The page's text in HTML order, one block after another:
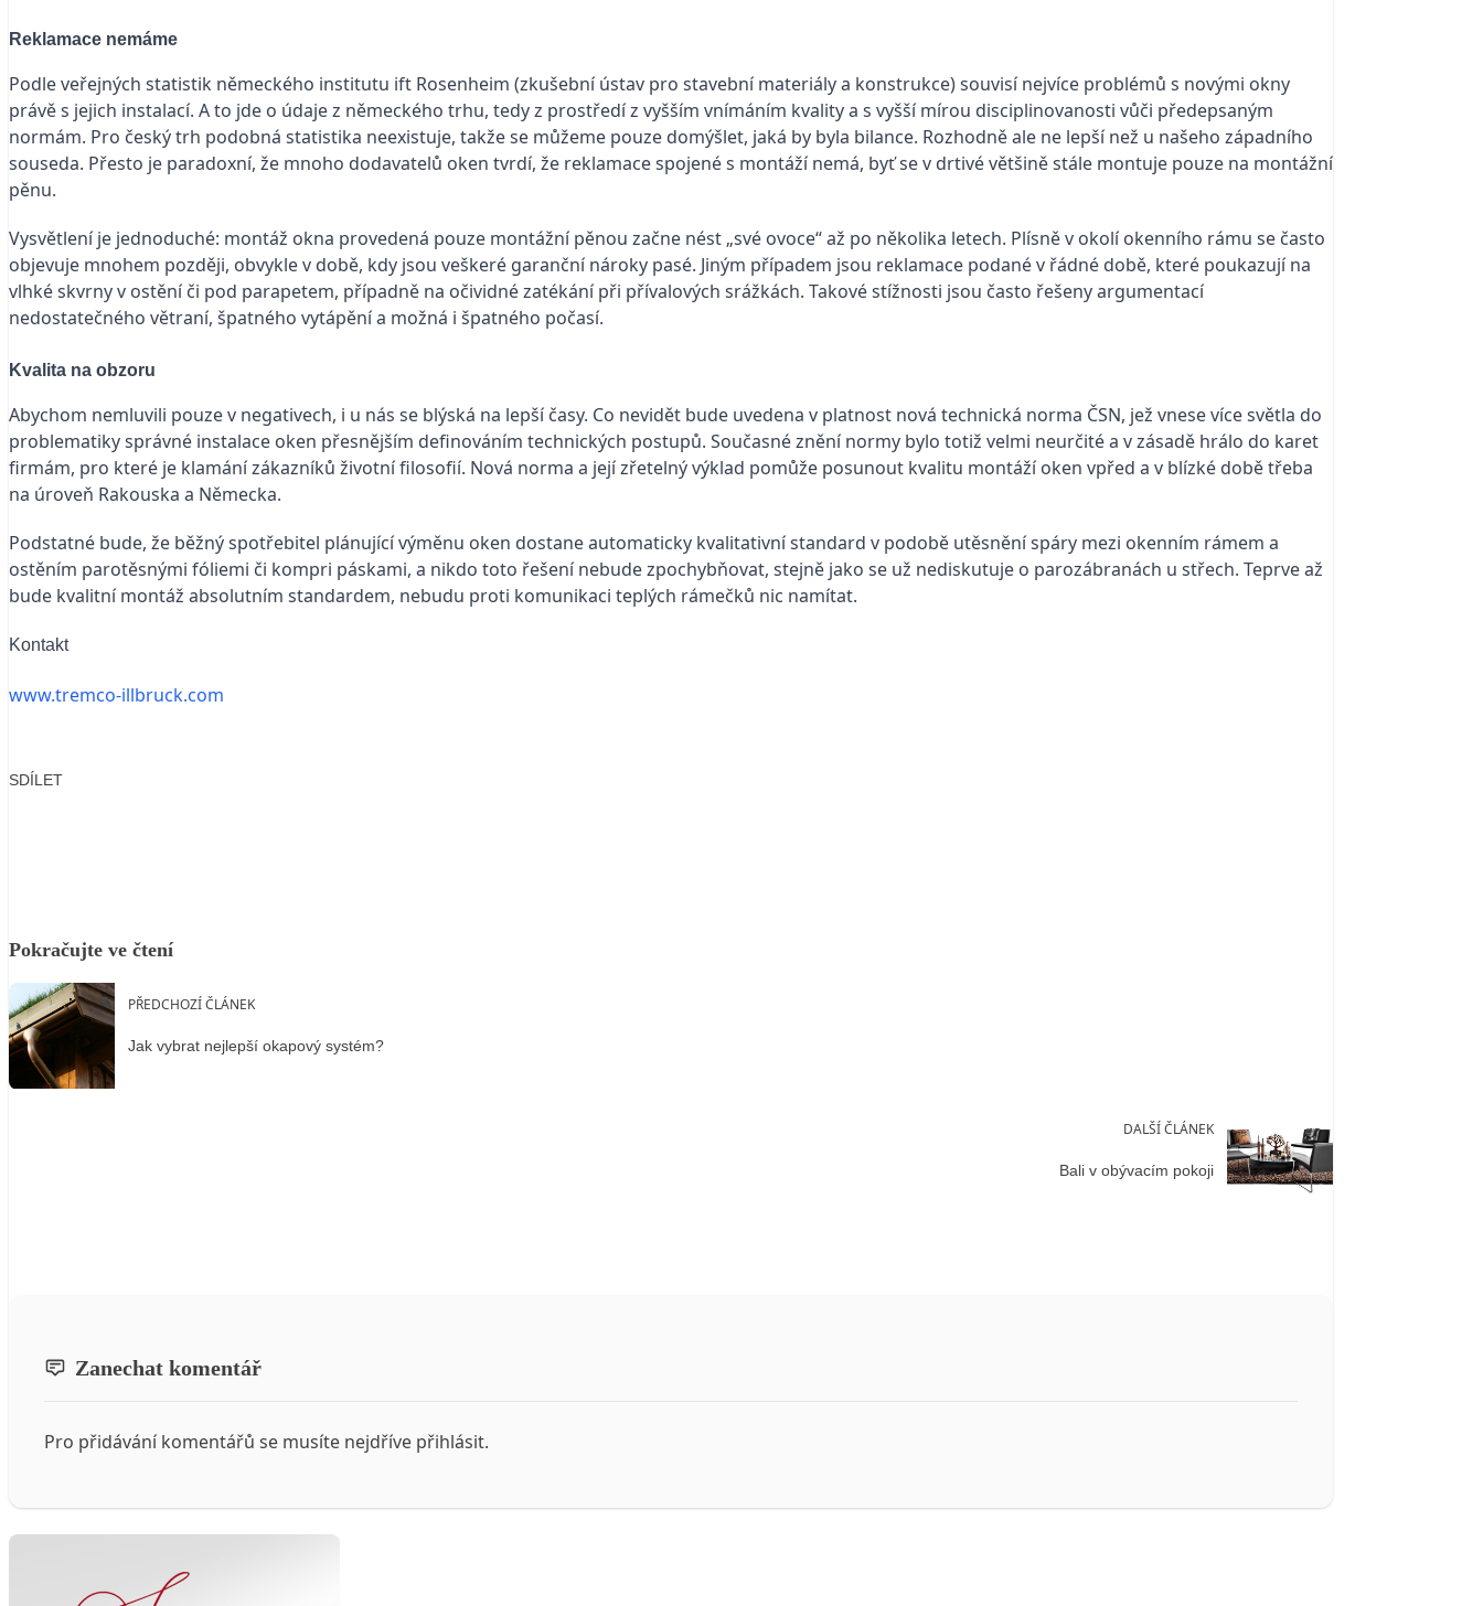
Reklamace nemáme
Podle veřejných statistik německého institutu ift Rosenheim (zkušební ústav pro stavební materiály a konstrukce) souvisí nejvíce problémů s novými okny
právě s jejich instalací. A to jde o údaje z německého trhu, tedy z prostředí z vyšším vnímáním kvality a s vyšší mírou disciplinovanosti vůči předepsaným
normám. Pro český trh podobná statistika neexistuje, takže se můžeme pouze domýšlet, jaká by byla bilance. Rozhodně ale ne lepší než u našeho západního
souseda. Přesto je paradoxní, že mnoho dodavatelů oken tvrdí, že reklamace spojené s montáží nemá, byť se v drtivé většině stále montuje pouze na montážní
pěnu.
Vysvětlení je jednoduché: montáž okna provedená pouze montážní pěnou začne nést „své ovoce“ až po několika letech. Plísně v okolí okenního rámu se často
objevuje mnohem později, obvykle v době, kdy jsou veškeré garanční nároky pasé. Jiným případem jsou reklamace podané v řádné době, které poukazují na
vlhké skvrny v ostění či pod parapetem, případně na očividné zatékání při přívalových srážkách. Takové stížnosti jsou často řešeny argumentací
nedostatečného větraní, špatného vytápění a možná i špatného počasí.
Kvalita na obzoru
Abychom nemluvili pouze v negativech, i u nás se blýská na lepší časy. Co nevidět bude uvedena v platnost nová technická norma ČSN, jež vnese více světla do
problematiky správné instalace oken přesnějším definováním technických postupů. Současné znění normy bylo totiž velmi neurčité a v zásadě hrálo do karet
firmám, pro které je klamání zákazníků životní filosofií. Nová norma a její zřetelný výklad pomůže posunout kvalitu montáží oken vpřed a v blízké době třeba
na úroveň Rakouska a Německa.
Podstatné bude, že běžný spotřebitel plánující výměnu oken dostane automaticky kvalitativní standard v podobě utěsnění spáry mezi okenním rámem a
ostěním parotěsnými fóliemi či kompri páskami, a nikdo toto řešení nebude zpochybňovat, stejně jako se už nediskutuje o parozábranách u střech. Teprve až
bude kvalitní montáž absolutním standardem, nebudu proti komunikaci teplých rámečků nic namítat.
Kontakt
www.tremco-illbruck.com
SDÍLET
Pokračujte ve čtení
PŘEDCHOZÍ ČLÁNEK
Jak vybrat nejlepší okapový systém?
DALŠÍ ČLÁNEK
Bali v obývacím pokoji
Zanechat komentář
Pro přidávání komentářů se musíte nejdříve přihlásit.